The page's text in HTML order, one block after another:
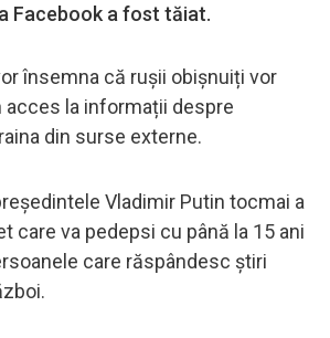
Facebook a fost tăiat.
însemna că rușii obișnuiți vor
acces la informații despre
din surse externe.
Vladimir Putin tocmai a
care va pedepsi cu până la 15 ani
care răspândesc știri